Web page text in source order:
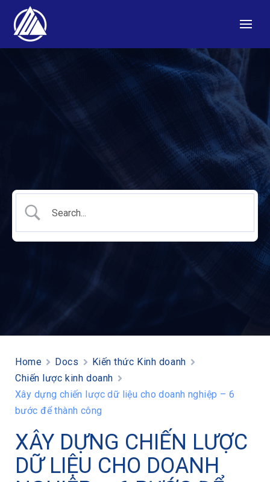
Home Docs
Kiến thức Kinh doanh
Chiến lược kinh doanh
Xây dựng chiến lược dữ liệu cho doanh nghiệp – 6
bước để thành công
XÂY DỰNG CHIẾN LƯỢC
DỮ LIỆU CHO DOANH